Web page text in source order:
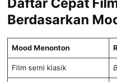
Berdasarkan
Mood Menonton
Film semi klasik